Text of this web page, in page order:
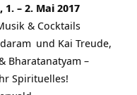
, 1. – 2. Mai 2017
& Cocktails
und Kai Treude,
Bharatanatyam –
Spirituelles!